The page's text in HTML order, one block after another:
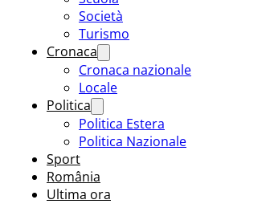
Società
Turismo
Cronaca
Cronaca nazionale
Locale
Politica
Politica Estera
Politica Nazionale
Sport
România
Ultima ora